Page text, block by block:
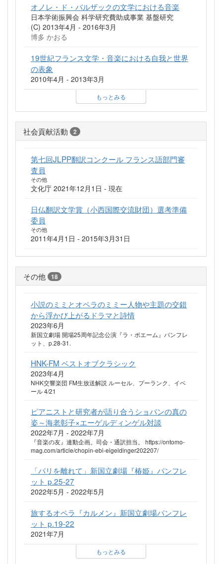
オノレ・ド・バルザックの文学における音楽
日本学術振興会 科学研究費助成事業 基盤研究
(C) 2013年4月 - 2016年3月
博多 かおる
19世紀フランス文学・音楽における自我と世界
の表象
2010年4月 - 2013年3月
もっとみる
社会貢献活動 2
第七回JLPP翻訳コンクール フランス語部門審
査員
その他
文化庁 2021年12月1日 - 現在
日仏翻訳文学賞（小西国際交流財団）選考準備
委員
その他
2011年4月1日 - 2015年3月31日
その他 18
小説のミミとオペラのミミー人物や主題の交錯
から浮かび上がるドラマと詩情
2023年6月
新国立劇場 開場25周年記念公演『ラ・ボエーム』パンフレ
ット、p.28-31.
HNK-FM ベストオブクラシック
2023年4月
NHK交響楽団 FM生放送解説 ルーセル、プーランク、イベ
ール 4/21
ピアニストと研究者が語り合うショパンの真の
姿～海老彰子×エーゲルディンゲル対談
2022年7月 - 2022年7月
『音楽の友』連動企画。司会・通訳担当。 https://ontomo-
mag.com/article/chopin-ebi-eigeldinger202207/
「パリを離れて」新国立劇場『椿姫』パンフレ
ット p.25-27
2022年5月 - 2022年5月
旅するオペラ『カルメン』新国立劇場パンフレ
ット p.19-22
2021年7月
もっとみる